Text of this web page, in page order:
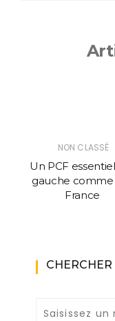
NON CLASSÉ
Un PCF
gauche comme
France